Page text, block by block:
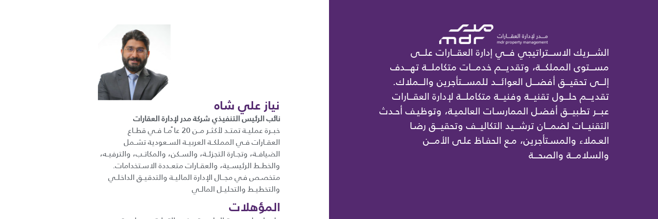
نياز علي شاه
نائب الرئيس التنفيذي شركة مدر لإدارة العقارات
خبــرة عمليــة تمتــد لأكثــر مــن 20 عا ًمــا فــي قطــاع
العقــارات فــي المملكــة العربيــة الســعودية تشــمل
الضيافــة، وتجــارة التجزئــة، والســكن، والمكاتــب، والترفيــه،
والخطــط الرئيســية، والعقــارات متعــددة الاسـتخدامات.
متخصـص فـي مجـــال الإدارة الماليــة والتدقيــق الداخلــي
والتخطيــط والتحليــل المالــي
المؤهلات
الشـــريك الاســـتراتيجي فـــي إدارة العقـــارات علـــى
مســـتوى المملكـــة، وتقديـــم خدمـــات متكاملـــة تهـــدف
إلـــى تحقيـــق أفضـــل العوائـــد للمســـتأجرين والـــملاك.
تقديـــم حلـــول تقنيـــة وفنيـــة متكاملـــة لإدارة العقـــارات
عبـــر تطبيـــق أفضـل الممارسـات العالميـة، وتوظيـف أحـدث
التقنيـــات لضمـــان ترشـــيد التكاليـــف وتحقيـــق رضـا
العـملاء والمسـتأجرين، مـع الحفـاظ علـى الأمـــن
والسلامـــة والصحـــة